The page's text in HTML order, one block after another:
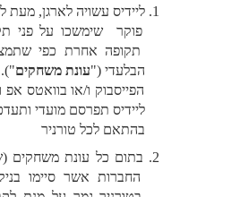
הבלעדי ("עונת משחקים
בהתאם לכל טורניר